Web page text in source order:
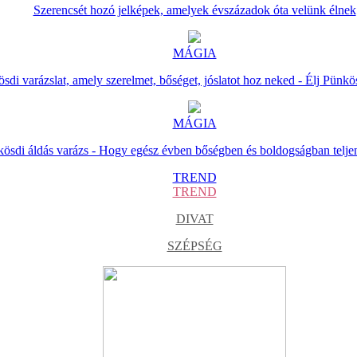
Szerencsét hozó jelképek, amelyek évszázadok óta velünk élnek
MÁGIA
varázslat, amely szerelmet, bőséget, jóslatot hoz neked - Élj
MÁGIA
áldás varázs - Hogy egész évben bőségben és boldogságban
TREND
TREND
DIVAT
SZÉPSÉG